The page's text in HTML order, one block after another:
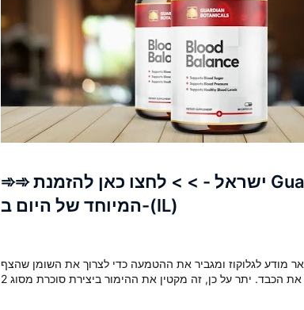
➾➾ ישראל - > > לחצו כאן להזמנת Guardian Botanicals Blood Balance (Israel) - אל תפספסו את המבצע
המיוחד של היום ב-(IL)
מודע לגלוקוז ומגביר את ההטמעה כדי לצרוך את השומן שהצף